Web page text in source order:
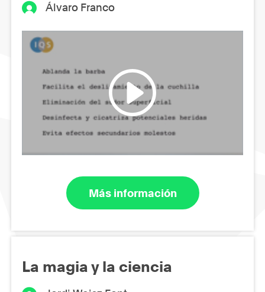
Álvaro Franco
Más información
La magia y la ciencia